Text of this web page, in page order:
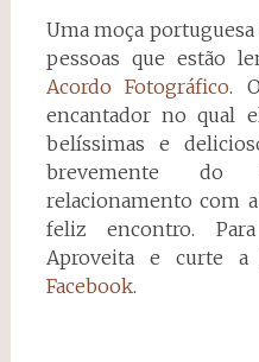
Uma moça
pessoas que estão
Acordo Fotográfico.
encantador no qual
belíssimas e
brevemente do
relacionamento com
feliz encontro.
Aproveita e curte
Facebook.